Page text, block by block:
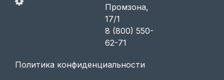
Промзона,
17/1
8 (800) 550-
62-71
Политика конфиденциальности